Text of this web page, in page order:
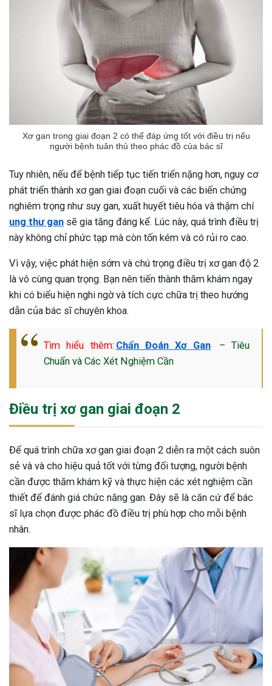
Xơ gan trong giai đoạn 2 có thể đáp ứng tốt với điều trị nếu
người bệnh tuân thủ theo phác đồ của bác sĩ
Tuy nhiên, nếu để bệnh tiếp tục tiến triển nặng hơn, nguy cơ
phát triển thành xơ gan giai đoạn cuối và các biến chứng
nghiêm trọng như suy gan, xuất huyết tiêu hóa và thậm chí
ung thư gan sẽ gia tăng đáng kể. Lúc này, quá trình điều trị
này không chỉ phức tạp mà còn tốn kém và có rủi ro cao.
Vì vậy, việc phát hiện sớm và chú trọng điều trị xơ gan độ 2
là vô cùng quan trọng. Bạn nên tiến thành thăm khám ngay
khi có biểu hiện nghi ngờ và tích cực chữa trị theo hướng
dẫn của bác sĩ chuyên khoa.
Tìm hiểu thêm: Chẩn Đoán Xơ Gan
– Tiêu
Chuẩn và Các Xét Nghiệm Cần
Điều trị xơ gan giai đoạn 2
Để quá trình chữa xơ gan giai đoạn 2 diễn ra một cách suôn
sẻ và và cho hiệu quả tốt với từng đối tượng, người bệnh
cần được thăm khám kỹ và thực hiện các xét nghiệm cần
thiết để đánh giá chức năng gan. Đây sẽ là căn cứ để bác
sĩ lựa chọn được phác đồ điều trị phù hợp cho mỗi bệnh
nhân.